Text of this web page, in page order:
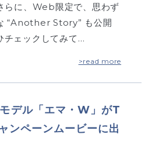
らに、Web限定で、思わず
“Another Story” も公開
チェックしてみて…
>read more
デル「エマ・W」がT
ンペーンムービーに出